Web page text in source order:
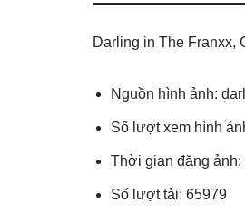
Darling in The Franxx,
Nguồn hình ảnh:
Số lượt xem hình
Thời gian đăng ảnh:
Số lượt tải: 65979